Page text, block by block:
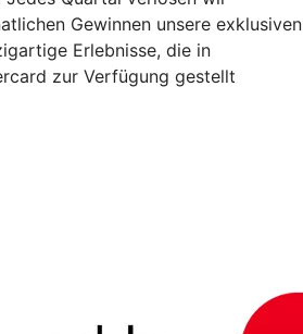
Gewinnen unsere exklusiven
Erlebnisse, die in
zur Verfügung gestellt